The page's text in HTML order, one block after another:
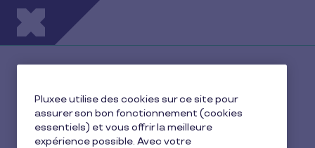
Aller au contenu principal
placeholder heading.
Pluxee utilise des cookies sur ce site pour
assurer son bon fonctionnement (cookies
essentiels) et vous offrir la meilleure
expérience possible. Avec votre